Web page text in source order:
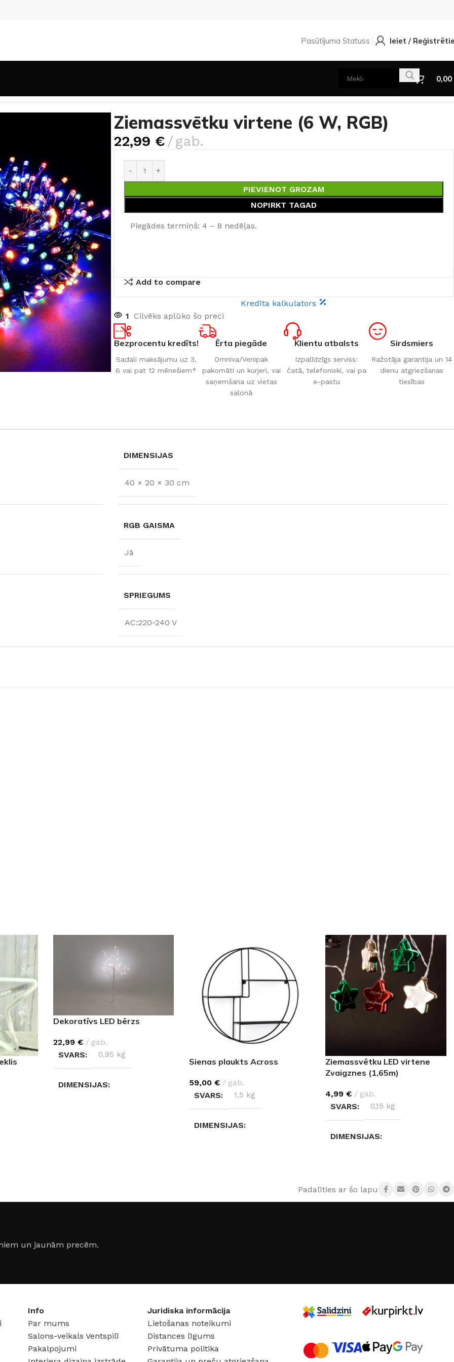
Pasūtījuma Statuss Ieiet /
fasādem un mitrām
Flīzes
FLĪZES
Dekoratīvās
Klinkera GRĪDĀM
0,00
Ziemassvētku virtene (6 W, RGB)
22,99 € gab.
PIEVIENOT GROZAM
NOPIRKT TAGAD
Piegādes termiņš: 4 – 8 nedēļas.
Add to compare
Kredīta kalkulators
1 Cilvēks aplūko šo preci
Bezprocentu kredīts!
Sadali maksājumu uz 3,
6 vai pat 12 mēnešiem*
Ērta piegāde
Omniva/Venipak
pakomāti un kurjeri, vai
saņemšana uz vietas
salonā
Klientu atbalsts
Izpalīdzīgs serviss:
čatā, telefoniski, vai pa
e-pastu
Sirdsmiers
Ražotāja garantija un 14
dienu atgriezšanas
tiesības
DIMENSIJAS
40 × 20 × 30 cm
RGB GAISMA
Jā
SPRIEGUMS
AC:220-240 V
Dekoratīvs LED bērzs
22,99 €
gab.
SVARS
0,95 kg
DIMENSIJAS
Sienas plaukts Across
59,00€
gab.
SVARS
1,5 kg
DIMENSIJAS
Ziemassvētku LED virtene
Zvaigznes (1,65m)
4,99€
gab.
SVARS
0,15 kg
DIMENSIJAS
AIZSARDZĪBAS KLASE
Padalīties ar šo lapu:
un jaunām precēm.
Info
Par mums
Salons-veikals Ventspilī
Pakalpojumi
Juridiska informācija
Lietošanas noteikumi
Distances līgums
Privātuma politika